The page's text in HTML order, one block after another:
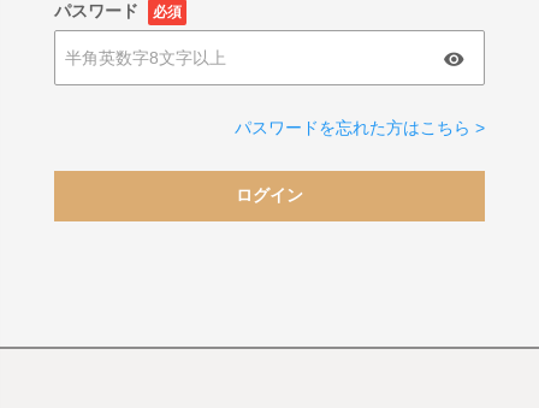
パスワード 必須
パスワードを忘れた方はこちら >
ログイン